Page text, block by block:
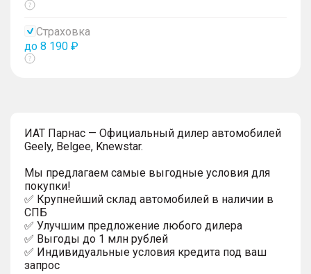
Показать
Страховка
до 8 190 ₽
Показать
ИAT Парнас — Официальный дилер автомобилей
Geely, Belgee, Knewstar.
Мы предлагаем самые выгодные условия для
покупки!
✅ Крупнейший склад автомобилей в наличии в
СПБ
✅ Улучшим предложение любого дилера
✅ Выгoды до 1 млн рублей
✅ Индивидуальные условия кредита под ваш
запрос